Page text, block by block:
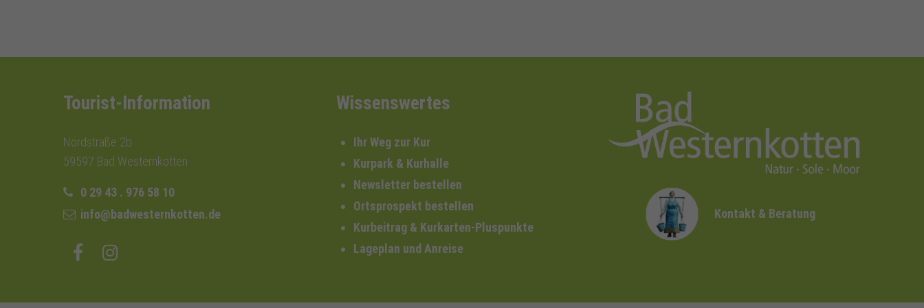
Tourist-Information
Nordstraße 2b
59597 Bad Westernkotten
0 29 43 . 976 58 10
info@badwesternkotten.de
Wissenswertes
Ihr Weg zur Kur
Kurpark & Kurhalle
Newsletter bestellen
Ortsprospekt bestellen
Kurbeitrag & Kurkarten-Pluspunkte
Lageplan und Anreise
Kontakt & Beratung